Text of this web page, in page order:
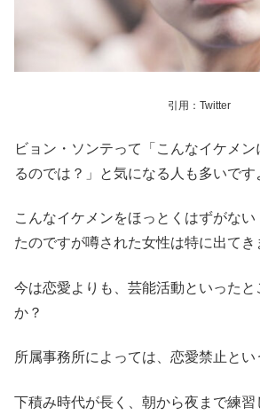
引用：Twitter
ビョン・ソンテって「こんなイケメ
るのでは？」と気になる人も多いです
こんなイケメンをほっとくはずがな
たのですが噂された女性は特に出てき
今は恋愛よりも、芸能活動といったと
か？
所属事務所によっては、恋愛禁止とい
下積み時代が長く、朝から夜まで練